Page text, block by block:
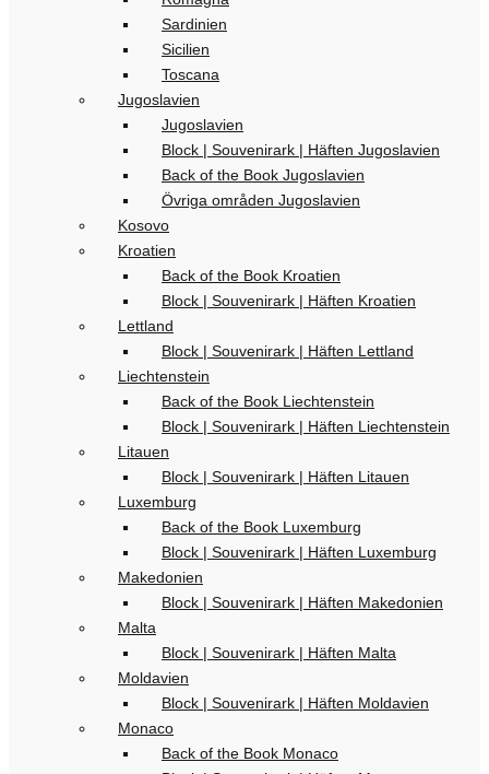
Sardinien
Sicilien
Toscana
Jugoslavien
Jugoslavien
Block | Souvenirark | Häften Jugoslavien
Back of the Book Jugoslavien
Övriga områden Jugoslavien
Kosovo
Kroatien
Back of the Book Kroatien
Block | Souvenirark | Häften Kroatien
Lettland
Block | Souvenirark | Häften Lettland
Liechtenstein
Back of the Book Liechtenstein
Block | Souvenirark | Häften Liechtenstein
Litauen
Block | Souvenirark | Häften Litauen
Luxemburg
Back of the Book Luxemburg
Block | Souvenirark | Häften Luxemburg
Makedonien
Block | Souvenirark | Häften Makedonien
Malta
Block | Souvenirark | Häften Malta
Moldavien
Block | Souvenirark | Häften Moldavien
Monaco
Back of the Book Monaco